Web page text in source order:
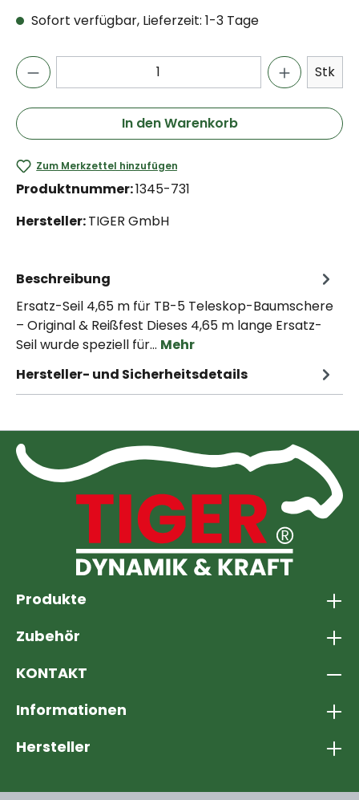
Sofort verfügbar, Lieferzeit: 1-3 Tage
Stk
In den Warenkorb
Zum Merkzettel hinzufügen
Produktnummer:1345-731
Hersteller:TIGER GmbH
Beschreibung
Ersatz-Seil 4,65 m für TB-5 Teleskop-Baumschere
– Original & Reißfest Dieses 4,65 m lange Ersatz-
Seil wurde speziell für… Mehr
Hersteller- und Sicherheitsdetails
Produkte
Zubehör
KONTAKT
Informationen
Hersteller